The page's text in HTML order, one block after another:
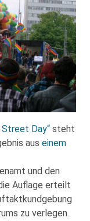
Street Day“ steht
aus einem
und den
Auflage erteilt
zu verlegen.